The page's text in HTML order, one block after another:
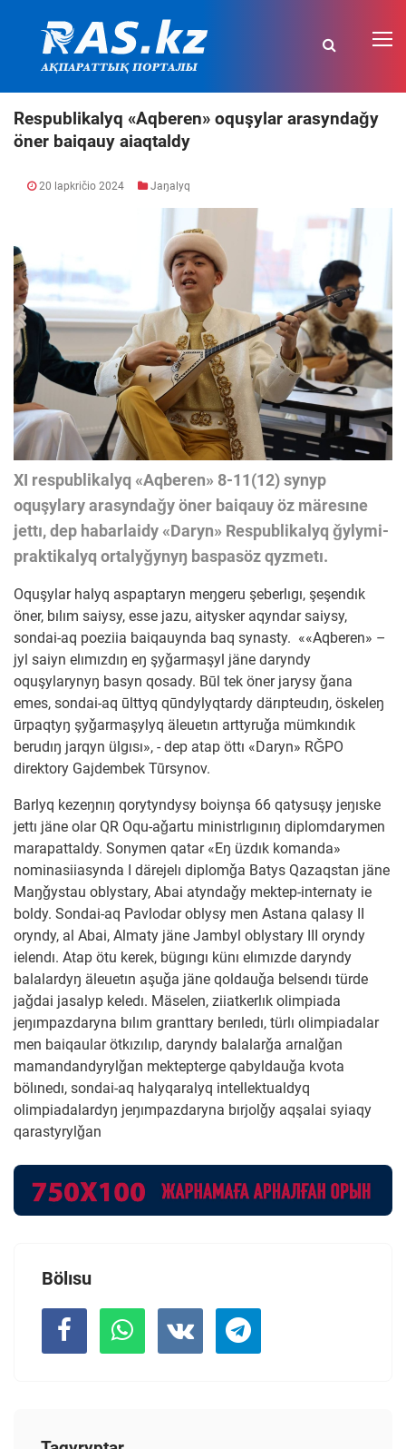
Respublikalyq «Aqberen» oquşylar arasyndaǧy
öner baiqauy aiaqtaldy
20 lapkričio 2024 Jaŋalyq
XI respublikalyq «Aqberen» 8-11(12) synyp
oquşylary arasyndaǧy öner baiqauy öz märesıne
jettı, dep habarlaidy «Daryn» Respublikalyq ǧylymi-
praktikalyq ortalyǧynyŋ baspasöz qyzmetı.
Oquşylar halyq aspaptaryn meŋgeru şeberlıgı, şeşendık
öner, bılım saiysy, esse jazu, aitysker aqyndar saiysy,
sondai-aq poeziia baiqauynda baq synasty. ««Aqberen» –
jyl saiyn elımızdıŋ eŋ şyǧarmaşyl jäne daryndy
oquşylarynyŋ basyn qosady. Būl tek öner jarysy ǧana
emes, sondai-aq ūlttyq qūndylyqtardy därıpteudıŋ, öskeleŋ
ūrpaqtyŋ şyǧarmaşylyq äleuetın arttyruǧa mümkındık
berudıŋ jarqyn ülgısı», - dep atap öttı «Daryn» RǦPO
direktory Gajdembek Tūrsynov.
Barlyq kezeŋnıŋ qorytyndysy boiynşa 66 qatysuşy jeŋıske
jettı jäne olar QR Oqu-aǧartu ministrlıgınıŋ diplomdarymen
marapattaldy. Sonymen qatar «Eŋ üzdık komanda»
nominasiiasynda I därejelı diplomǧa Batys Qazaqstan jäne
Maŋǧystau oblystary, Abai atyndaǧy mektep-internaty ie
boldy. Sondai-aq Pavlodar oblysy men Astana qalasy II
oryndy, al Abai, Almaty jäne Jambyl oblystary III oryndy
ielendı. Atap ötu kerek, bügıngı künı elımızde daryndy
balalardyŋ äleuetın aşuǧa jäne qoldauǧa belsendı türde
jaǧdai jasalyp keledı. Mäselen, ziiatkerlık olimpiada
jeŋımpazdaryna bılım granttary berıledı, türlı olimpiadalar
men baiqaular ötkızılıp, daryndy balalarǧa arnalǧan
mamandandyrylǧan mektepterge qabyldauǧa kvota
bölınedı, sondai-aq halyqaralyq intellektualdyq
olimpiadalardyŋ jeŋımpazdaryna bırjolǧy aqşalai syiaqy
qarastyrylǧan
Bölısu